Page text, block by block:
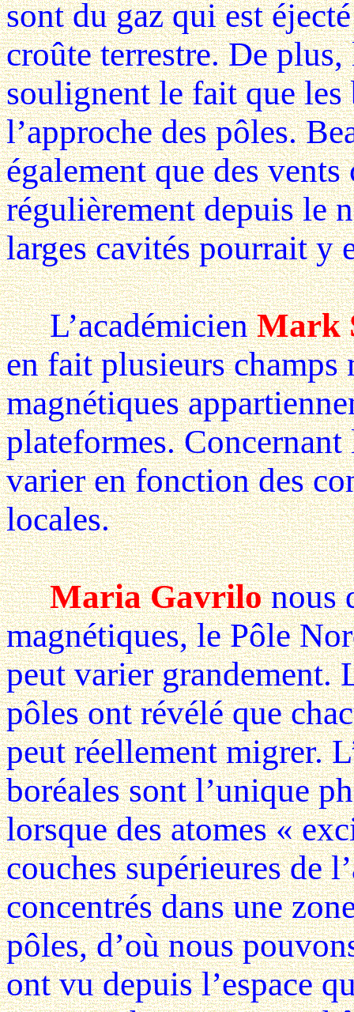
sont du gaz qui est
croûte terrestre. De plus,
soulignent le fait que les
l’approche des pôles.
également que des
régulièrement depuis le
larges cavités pourrait y
L’académicienMark
en fait plusieurs champs
magnétiques
plateformes.
varier en fonction des
locales.
Maria Gavrilonous
magnétiques, le Pôle
peut varier grandement.
pôles ont révélé que
peut réellement migrer.
boréales sont l’unique
lorsque des atomes «
couches supérieures de
concentrés dans une
pôles, d’où nous
ont vu depuis l’espace